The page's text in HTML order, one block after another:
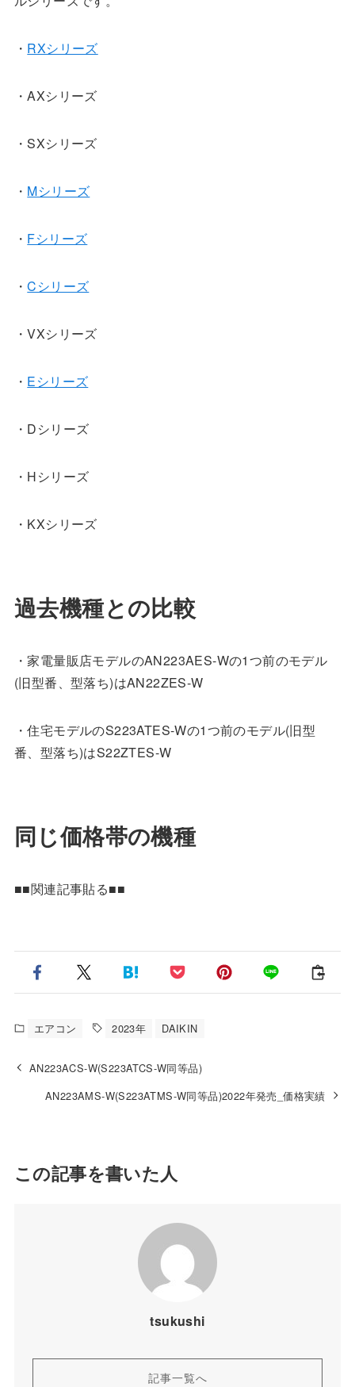
・ RXシリーズ
・AXシリーズ
・SXシリーズ
・ Mシリーズ
・ Fシリーズ
・Cシリーズ
・VXシリーズ
・ Eシリーズ
・Dシリーズ
・Hシリーズ
・KXシリーズ
過去機種との比較
・家電量販店モデルのAN223AES-Wの1つ前のモデル
(旧型番、型落ち)はAN22ZES-W
・住宅モデルのS223ATES-Wの1つ前のモデル(旧型
番、型落ち)はS22ZTES-W
同じ価格帯の機種
■■関連記事貼る■■
エアコン 2023年 DAIKIN
AN223ACS-W(S223ATCS-W同等品)
AN223AMS-W(S223ATMS-W同等品)2022年発売_価格実績
この記事を書いた人
tsukushi
記事一覧へ